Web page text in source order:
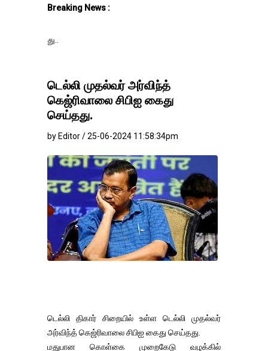
Breaking News :
டெல்லி முதல்வர் அர்விந்த்
கெஜ்ரிவாலை சிபிஐ கைது
செய்தது.
by Editor / 25-06-2024 11:58:34pm
டெல்லி திகார் சிறையில் உள்ள டெல்லி முதல்வர்
அர்விந்த் கெஜ்ரிவாலை சிபிஐ கைது செய்தது.
மதுபான கொள்கை முறைகேடு வழக்கில்